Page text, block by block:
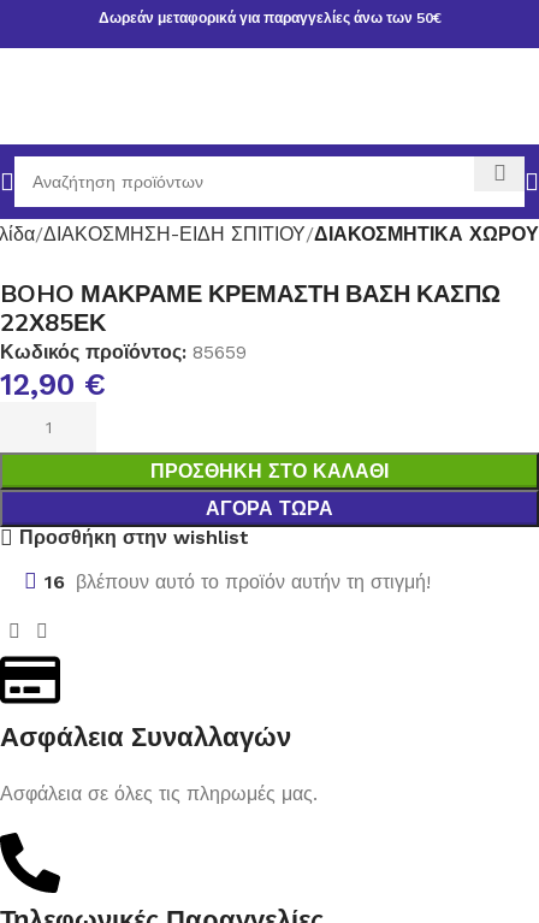
Δωρεάν μεταφορικά για παραγγελίες άνω των 50€
ΔΙΑΚΟΣΜΗΣΗ-ΕΙΔΗ ΣΠΙΤΙΟΥ ΔΙΑΚΟΣΜΗΤΙΚΑ ΧΩΡΟΥ
BOHO ΜΑΚΡΑΜΕ ΚΡΕΜΑΣΤΗ ΒΑΣΗ ΚΑΣΠΩ
22Χ85ΕΚ
Κωδικός προϊόντος: 85659
12,90 €
ΠΡΟΣΘΉΚΗ ΣΤΟ ΚΑΛΆΘΙ
ΑΓΟΡΆ ΤΏΡΑ
Προσθήκη στην wishlist
16 βλέπουν αυτό το προϊόν αυτήν τη στιγμή!
Ασφάλεια Συναλλαγών
Ασφάλεια σε όλες τις πληρωμές μας.